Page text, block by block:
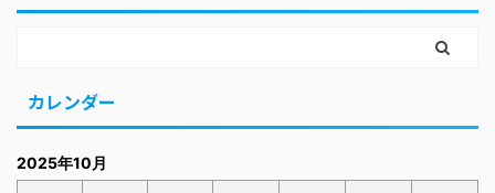
カレンダー
2025年10月